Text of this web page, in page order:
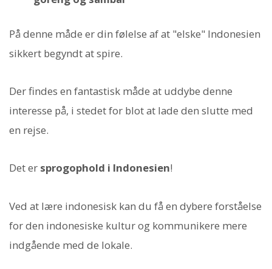
På denne måde er din følelse af at "elske" Indonesien
sikkert begyndt at spire.
Der findes en fantastisk måde at uddybe denne
interesse på, i stedet for blot at lade den slutte med
en rejse.
Det er sprogophold i Indonesien!
Ved at lære indonesisk kan du få en dybere forståelse
for den indonesiske kultur og kommunikere mere
indgående med de lokale.